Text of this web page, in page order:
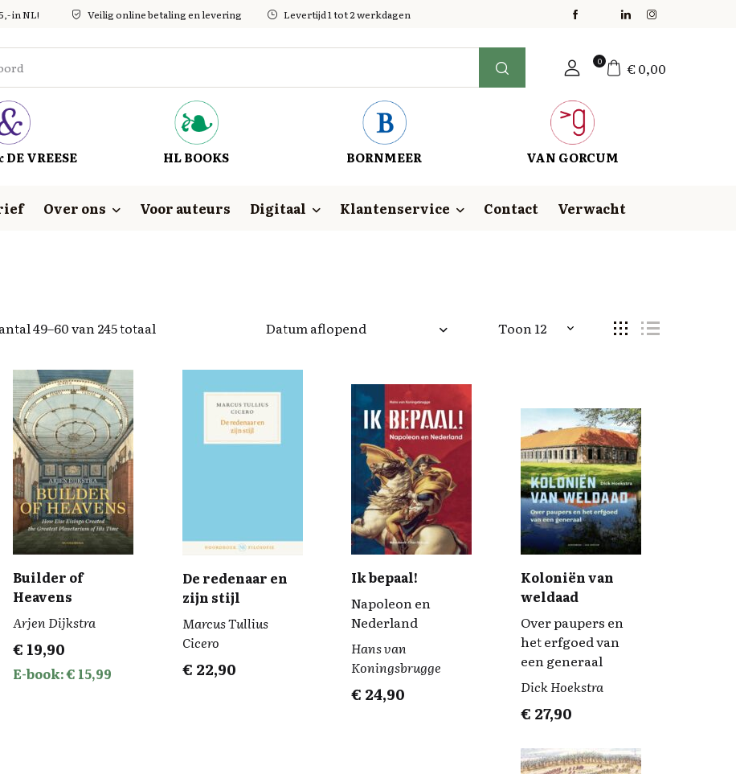
in NL! Veilig online betaling en levering Levertijd 1 tot 2 werkdagen
0 €0,00
DE VREESE HL BOOKS BORNMEER VAN GORCUM
Over ons Voor auteurs Digitaal Klantenservice Contact Verwacht
49–60 van 245 totaal Datum aflopend
Builder of
Heavens
Arjen Dijkstra
€ 19,90
E-book: € 15,99
De redenaar en
zijn stijl
Marcus Tullius
Cicero
€ 22,90
Ik bepaal!
Napoleon en
Nederland
Hans van
Koningsbrugge
€ 24,90
Koloniën van
weldaad
Over paupers en
het erfgoed van
een generaal
Dick Hoekstra
€ 27,90